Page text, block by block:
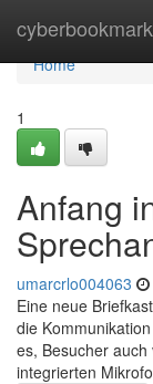
Home
Home
1
Anfang
umarcrlo004063
Eine neue
die
es, Besucher
integrierten